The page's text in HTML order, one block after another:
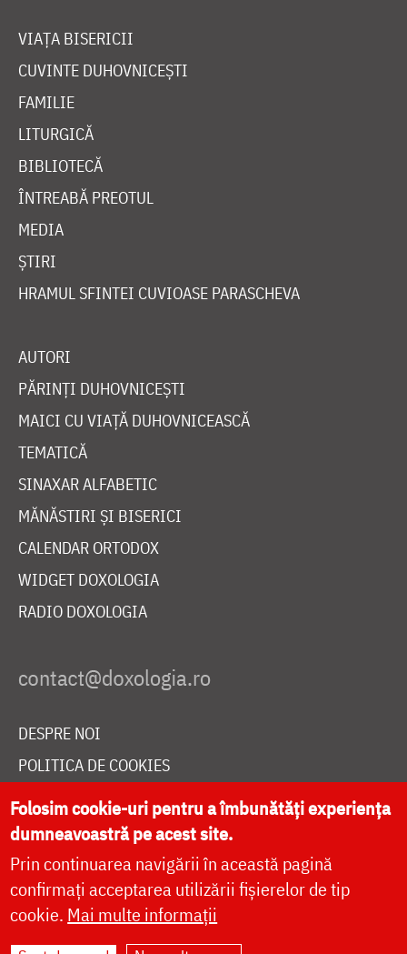
VIAȚA BISERICII
CUVINTE DUHOVNICEȘTI
FAMILIE
LITURGICĂ
BIBLIOTECĂ
ÎNTREABĂ PREOTUL
MEDIA
ȘTIRI
HRAMUL SFINTEI CUVIOASE PARASCHEVA
AUTORI
PĂRINȚI DUHOVNICEȘTI
MAICI CU VIAȚĂ DUHOVNICEASCĂ
TEMATICĂ
SINAXAR ALFABETIC
MĂNĂSTIRI ȘI BISERICI
CALENDAR ORTODOX
WIDGET DOXOLOGIA
RADIO DOXOLOGIA
DESPRE NOI
POLITICA DE COOKIES
DONEAZĂ ONLINE PENTRU CATEDRALA NAȚIONALĂ
LIVE
Folosim cookie-uri pentru a îmbunătăți experiența
dumneavoastră pe acest site.
Prin continuarea navigării în această pagină
confirmați acceptarea utilizării fișierelor de tip
cookie. Mai multe informații